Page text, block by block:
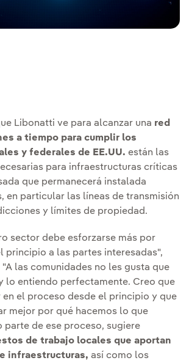
Libonatti ve para alcanzar una red
a tiempo para cumplir los
y federales de EE.UU. están las
para infraestructuras críticas
que permanecerá instalada
en particular las líneas de transmisión
y límites de propiedad.
sector debe esforzarse más por
principio a las partes interesadas",
las comunidades no les gusta que
lo entiendo perfectamente. Creo que
el proceso desde el principio y que
mejor por qué hacemos lo que
parte de ese proceso, sugiere
de trabajo locales que aportan
infraestructuras, así como los